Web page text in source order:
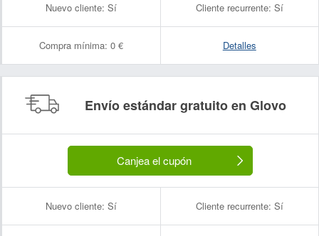
Nuevo cliente: Sí Cliente recurrente: Sí
Compra mínima: 0 € Detalles
Envío estándar gratuito en Glovo
Canjea el cupón
Nuevo cliente: Sí Cliente recurrente: Sí